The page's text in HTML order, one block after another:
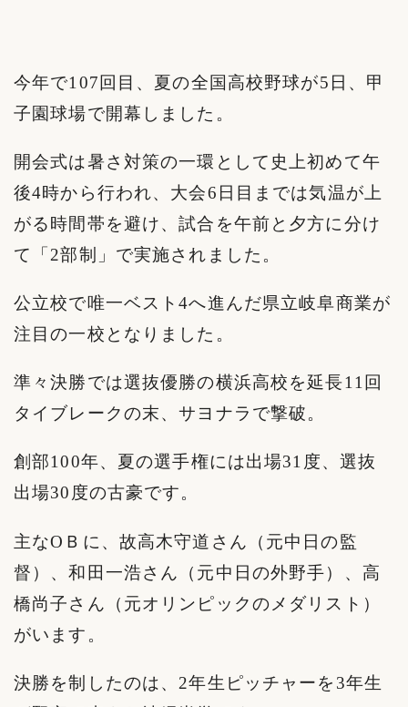
今年で107回目、夏の全国高校野球が5日、甲
子園球場で開幕しました。
開会式は暑さ対策の一環として史上初めて午
後4時から行われ、大会6日目までは気温が上
がる時間帯を避け、試合を午前と夕方に分け
て「2部制」で実施されました。
公立校で唯一ベスト4へ進んだ県立岐阜商業が
注目の一校となりました。
準々決勝では選抜優勝の横浜高校を延長11回
タイブレークの末、サヨナラで撃破。
創部100年、夏の選手権には出場31度、選抜
出場30度の古豪です。
主なОＢに、故高木守道さん（元中日の監
督）、和田一浩さん（元中日の外野手）、高
橋尚子さん（元オリンピックのメダリスト）
がいます。
決勝を制したのは、2年生ピッチャーを3年生